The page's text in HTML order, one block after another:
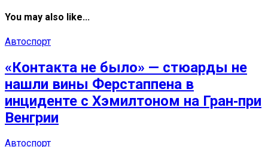
You may also like...
Автоспорт
«Контакта не было» — стюарды не
нашли вины Ферстаппена в
инциденте с Хэмилтоном на Гран‑при
Венгрии
Автоспорт